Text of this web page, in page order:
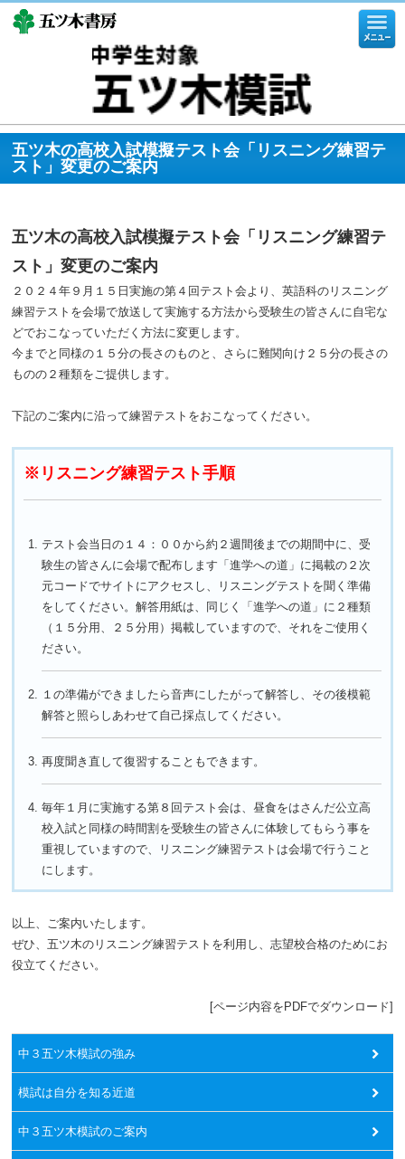
五ツ木の高校入試模擬テスト会「リスニング練習テ
スト」変更のご案内
五ツ木の高校入試模擬テスト会「リスニング練習テ
スト」変更のご案内
２０２４年９月１５日実施の第４回テスト会より、英語科のリスニング
練習テストを会場で放送して実施する方法から受験生の皆さんに自宅な
どでおこなっていただく方法に変更します。
今までと同様の１５分の長さのものと、さらに難関向け２５分の長さの
ものの２種類をご提供します。
下記のご案内に沿って練習テストをおこなってください。
※リスニング練習テスト手順
テスト会当日の１４：００から約２週間後までの期間中に、受
験生の皆さんに会場で配布します「進学への道」に掲載の２次
元コードでサイトにアクセスし、リスニングテストを聞く準備
をしてください。解答用紙は、同じく「進学への道」に２種類
（１５分用、２５分用）掲載していますので、それをご使用く
ださい。
１の準備ができましたら音声にしたがって解答し、その後模範
解答と照らしあわせて自己採点してください。
再度聞き直して復習することもできます。
毎年１月に実施する第８回テスト会は、昼食をはさんだ公立高
校入試と同様の時間割を受験生の皆さんに体験してもらう事を
重視していますので、リスニング練習テストは会場で行うこと
にします。
以上、ご案内いたします。
ぜひ、五ツ木のリスニング練習テストを利用し、志望校合格のためにお
役立てください。
[ページ内容をPDFでダウンロード]
中３五ツ木模試の強み
模試は自分を知る近道
中３五ツ木模試のご案内